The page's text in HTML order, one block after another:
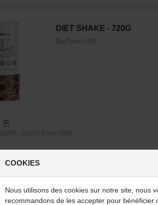
DIET SHAKE - 720G
BioTech USA
- DLUO: 6 mai 2029
- DLUO: 21 avr. 2029
- DLUO: 17 janv. 2028
COOKIES
Nous utilisons des cookies sur notre site, nous
recommandons de les accepter pour bénéficier